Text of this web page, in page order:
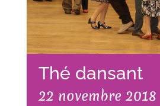
Thé dansant
22 novembre